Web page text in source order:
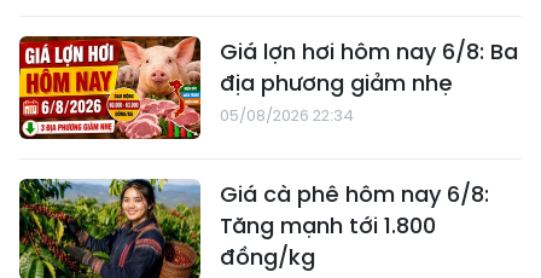
Giá lợn hơi hôm nay 6/8: Ba
địa phương giảm nhẹ
05/08/2026 22:34
Giá cà phê hôm nay 6/8:
Tăng mạnh tới 1.800
đồng/kg